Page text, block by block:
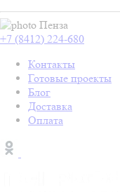
Пенза
+7 (8412) 224-680
Контакты
Готовые проекты
Блог
Доставка
Оплата